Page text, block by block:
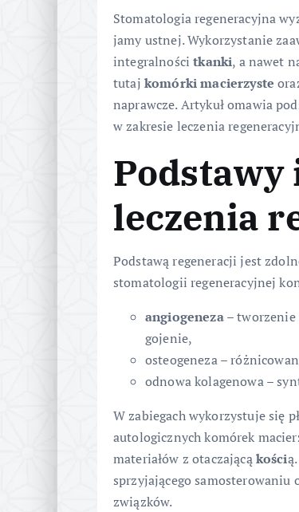
Stomatologia regeneracyjna
jamy ustnej. Wykorzystanie
integralnościtkanki, a nawet
tutaj komórki macierzyste
naprawcze. Artykuł omawia
w zakresie leczenia
leczenia
Podstawą regeneracji jest
stomatologii regeneracyjnej
angiogeneza– tworzenie
gojenie,
osteogeneza –
odnowa kolagenowa –
W zabiegach wykorzystuje się
autologicznych komórek
materiałów z otaczającąkości
sprzyjającego samosterowaniu
związków.